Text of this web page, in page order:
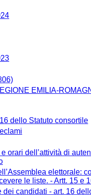
EMILIA-
dello Statuto consortile
orari dell’attività di
elettorale:
le liste. - Artt. 15 e
candidati - art. 16